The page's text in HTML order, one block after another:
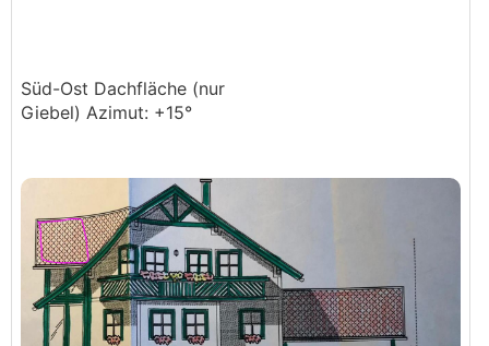
Süd-Ost Dachfläche (nur
Giebel) Azimut: +15°